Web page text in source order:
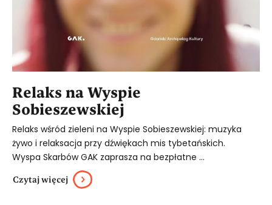
Relaks na Wyspie
Sobieszewskiej
Relaks wśród zieleni na Wyspie Sobieszewskiej: muzyka
żywo i relaksacja przy dźwiękach mis tybetańskich.
Wyspa Skarbów GAK zaprasza na bezpłatne ...
Czytaj więcej